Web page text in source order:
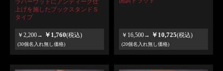
上げを施したブックスタンドＳ
タイプ
￥2,200→ ￥1,760(税込)
(30個名入れ無し価格)
￥16,500→ ￥10,725(税込)
(20個名入れ無し価格)